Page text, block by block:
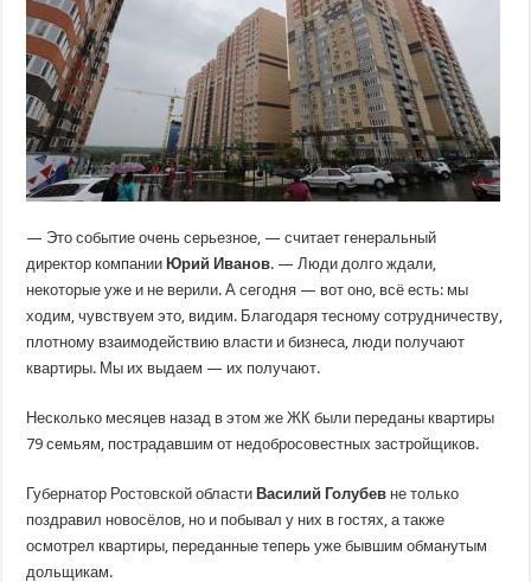
— Это событие очень серьезное, — считает генеральный
директор компании Юрий Иванов. — Люди долго ждали,
некоторые уже и не верили. А сегодня — вот оно, всё есть: мы
ходим, чувствуем это, видим. Благодаря тесному сотрудничеству,
плотному взаимодействию власти и бизнеса, люди получают
квартиры. Мы их выдаем — их получают.
Несколько месяцев назад в этом же ЖК были переданы квартиры
79 семьям, пострадавшим от недобросовестных застройщиков.
Губернатор Ростовской области Василий Голубев не только
поздравил новосёлов, но и побывал у них в гостях, а также
осмотрел квартиры, переданные теперь уже бывшим обманутым
дольщикам.